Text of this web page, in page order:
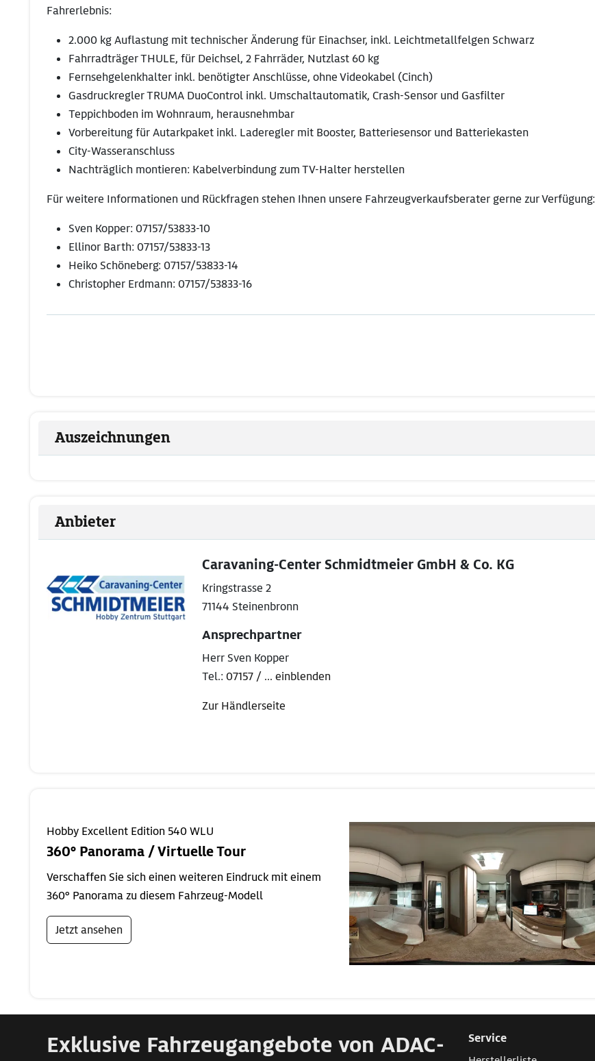
Fahrerlebnis:
2.000 kg Auflastung mit technischer Änderung für Einachser, inkl. Leichtmetallfelgen Schwarz
Fahrradträger THULE, für Deichsel, 2 Fahrräder, Nutzlast 60 kg
Fernsehgelenkhalter inkl. benötigter Anschlüsse, ohne Videokabel (Cinch)
Gasdruckregler TRUMA DuoControl inkl. Umschaltautomatik, Crash-Sensor und Gasfilter
Teppichboden im Wohnraum, herausnehmbar
Vorbereitung für Autarkpaket inkl. Laderegler mit Booster, Batteriesensor und Batteriekasten
City-Wasseranschluss
Nachträglich montieren: Kabelverbindung zum TV-Halter herstellen
Für weitere Informationen und Rückfragen stehen Ihnen unsere Fahrzeugverkaufsberater gerne zur Verfügung:
Sven Kopper: 07157/53833-10
Ellinor Barth: 07157/53833-13
Heiko Schöneberg: 07157/53833-14
Christopher Erdmann: 07157/53833-16
Auszeichnungen
Anbieter
Caravaning-Center Schmidtmeier GmbH & Co. KG
Kringstrasse 2
71144 Steinenbronn
Ansprechpartner
Herr Sven Kopper
Tel.: 07157 / ... einblenden
Zur Händlerseite
Hobby Excellent Edition 540 WLU
360° Panorama / Virtuelle Tour
Verschaffen Sie sich einen weiteren Eindruck mit einem
360° Panorama zu diesem Fahrzeug-Modell
Jetzt ansehen
Exklusive Fahrzeugangebote von ADAC-
Service